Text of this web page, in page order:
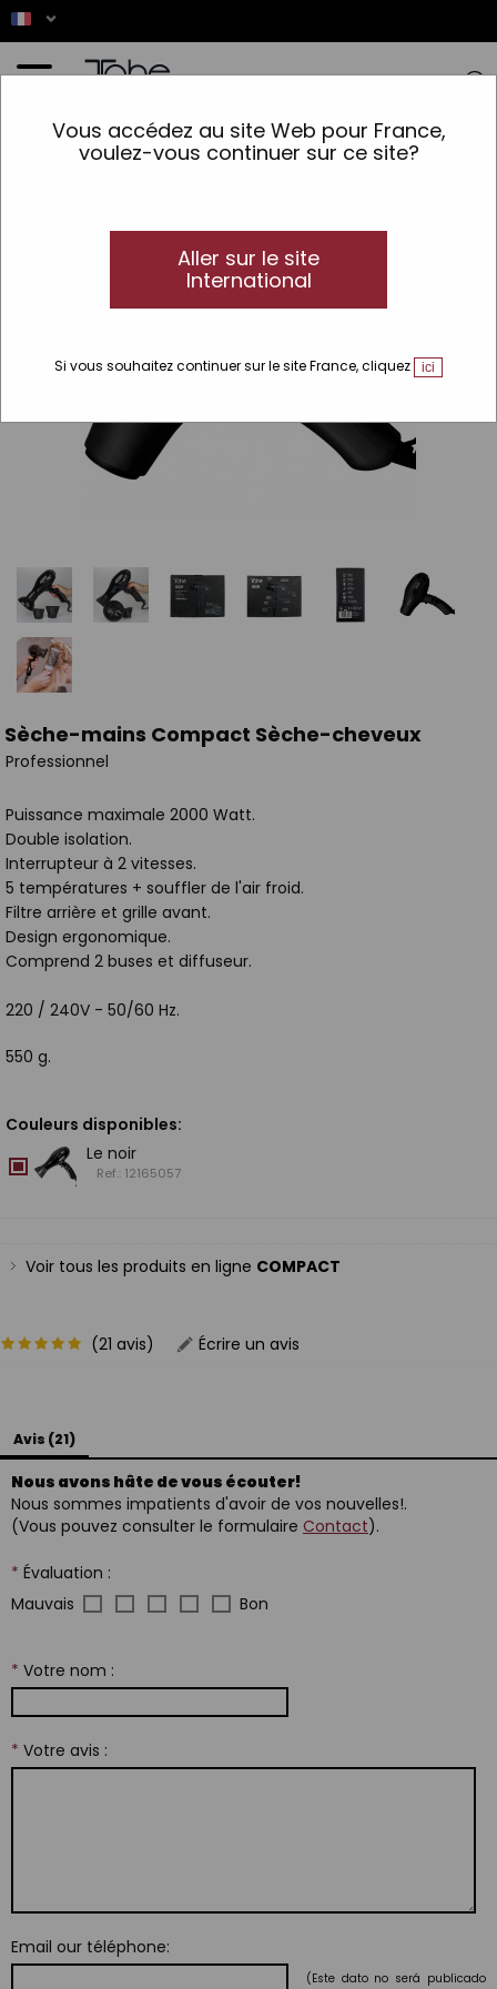
Vous accédez au site Web pour France,
voulez-vous continuer sur ce site?
Aller sur le site
International
Si vous souhaitez continuer sur le site France, cliquez ici
>Accessoires > Lignes >Compact >Sèche-mains Compact Sèche-cheveux
Sèche-mains Compact Sèche-cheveux
Professionnel
Puissance maximale 2000 Watt.
Double isolation.
Interrupteur à 2 vitesses.
5 températures + souffler de l'air froid.
Filtre arrière et grille avant.
Design ergonomique.
Comprend 2 buses et diffuseur.
220 / 240V - 50/60 Hz.
550 g.
Couleurs disponibles:
Le noir
Ref.: 12165057
Voir tous les produits en ligne COMPACT
(21 avis) Écrire un avis
Avis (21)
Nous avons hâte de vous écouter!
Nous sommes impatients d'avoir de vos nouvelles!.
(Vous pouvez consulter le formulaire Contact).
* Évaluation :
Mauvais
Bon
* Votre nom :
* Votre avis :
Email our téléphone:
(Este dato no será publicado